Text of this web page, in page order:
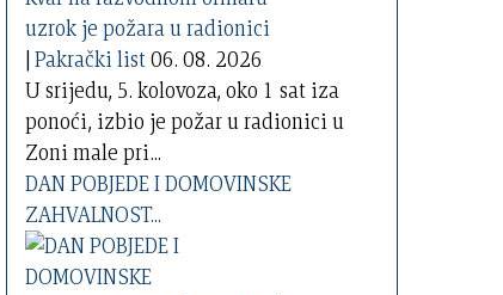
|Pakrački list06. 08. 2026
U srijedu, 5. kolovoza, oko 1 sat iza
ponoći, izbio je požar u radionici u
Zoni male pri...
DAN POBJEDE I DOMOVINSKE
ZAHVALNOST...